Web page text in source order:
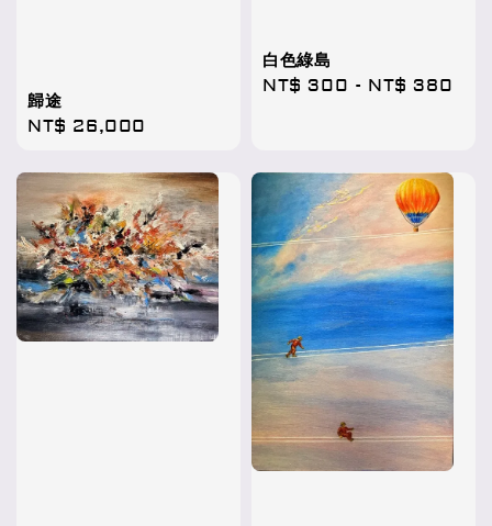
歸途
Regular
NT$ 26,000
白色綠島
Regular
NT$ 300 - NT$ 380